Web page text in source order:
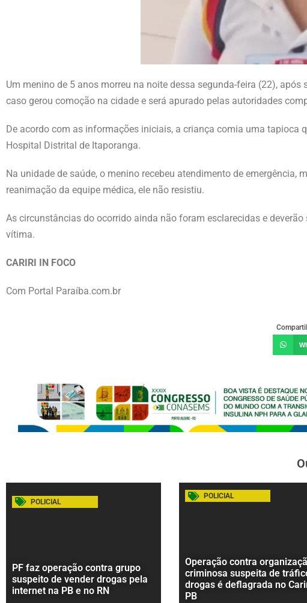
Um menino de 5 anos morreu na noite dessa segunda-feira (22),
caso gerou comoção na cidade e será apurado pelas autoridades
De acordo com as informações iniciais, a criança comia uma
Hospital Distrital de Itaporanga.
Na unidade de saúde, o menino recebeu atendimento de
reanimação da equipe médica, ele não resistiu.
As circunstâncias do ocorrido ainda não foram esclarecidas e
vítima.
CARIRI IN FOCO
Com Portal Paraíba.com.br
POLICIAL
PF faz operação contra grupo
suspeito de vender drogas pela
internet na PB e no RN
POLICIAL
Operação contra
criminosa suspeita de
drogas é deflagrada no
PB